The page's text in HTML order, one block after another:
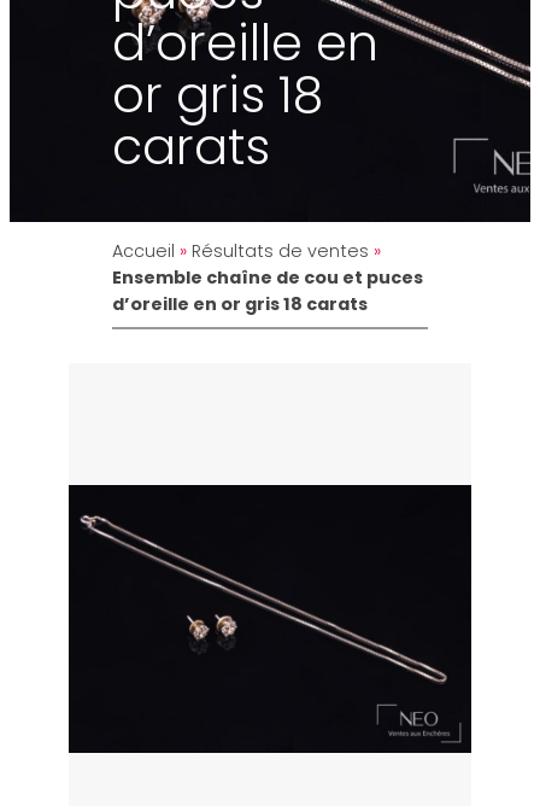
d’oreille en
or gris 18
carats
Accueil » Résultats de ventes »
Ensemble chaîne de cou et puces
d’oreille en or gris 18 carats